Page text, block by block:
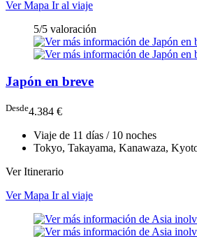
Ver Mapa Ir al viaje
5/5 valoración
Japón en breve
Desde4.384 €
Viaje de 11 días / 10 noches
Tokyo, Takayama, Kanawaza,
Ver Itinerario
Ver Mapa Ir al viaje